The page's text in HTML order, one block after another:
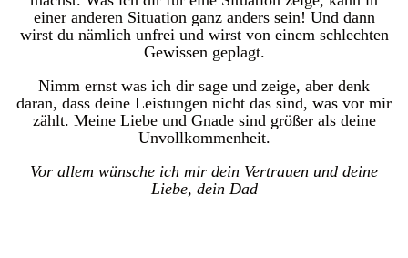
einer anderen Situation ganz anders sein! Und dann
wirst du nämlich unfrei und wirst von einem schlechten
Gewissen geplagt.
Nimm ernst was ich dir sage und zeige, aber denk
daran, dass deine Leistungen nicht das sind, was vor mir
zählt. Meine Liebe und Gnade sind größer als deine
Unvollkommenheit.
Vor allem wünsche ich mir dein Vertrauen und deine
Liebe, dein Dad